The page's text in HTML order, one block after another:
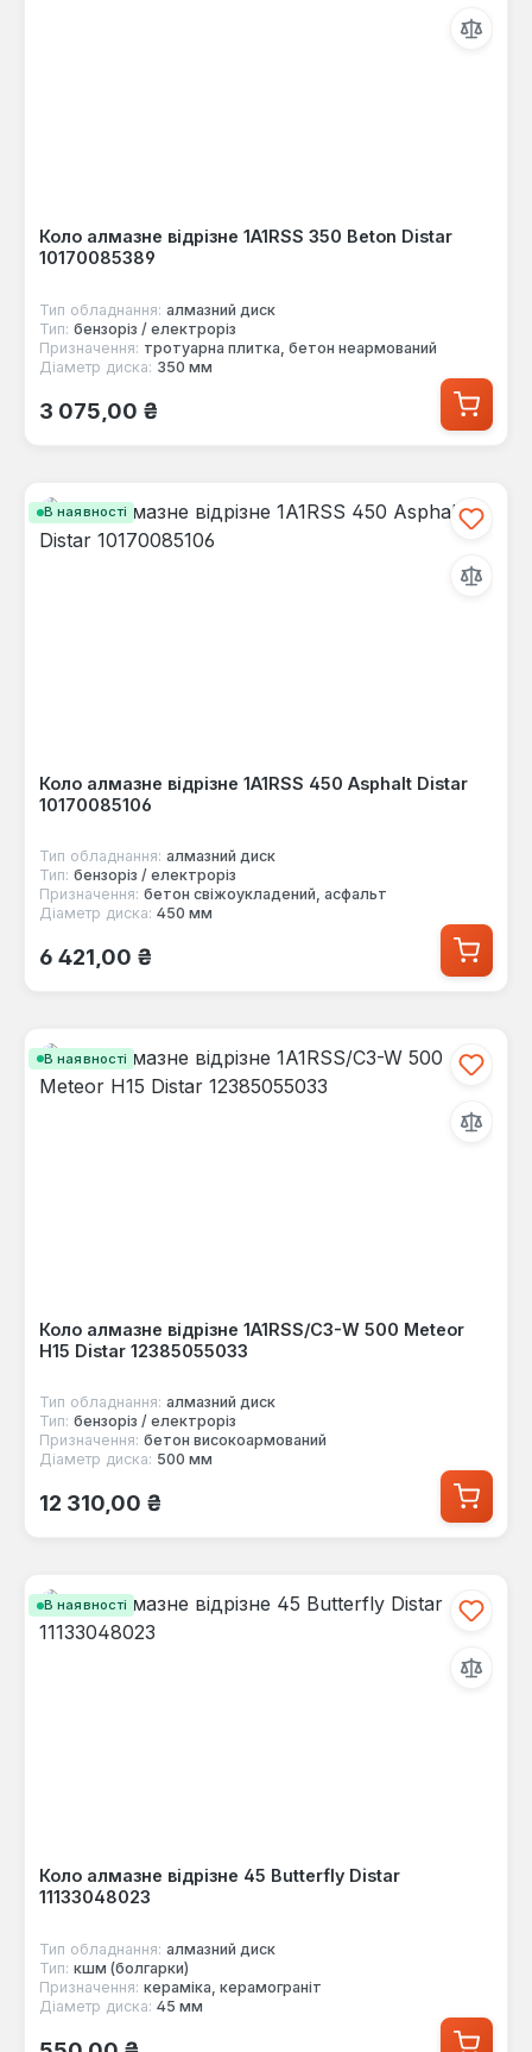
Коло алмазне відрізне 1A1RSS 350 Beton Distar
10170085389
Тип обладнання: алмазний диск
Тип: бензоріз / електроріз
Призначення: тротуарна плитка, бетон неармований
Діаметр диска: 350 мм
Звичайна ціна:
3 075,00 ₴
В наявності
Коло алмазне відрізне 1A1RSS 450 Asphalt Distar
10170085106
Тип обладнання: алмазний диск
Тип: бензоріз / електроріз
Призначення: бетон свіжоукладений, асфальт
Діаметр диска: 450 мм
Звичайна ціна:
6 421,00 ₴
В наявності
Коло алмазне відрізне 1A1RSS/C3-W 500 Meteor
H15 Distar 12385055033
Тип обладнання: алмазний диск
Тип: бензоріз / електроріз
Призначення: бетон високоармований
Діаметр диска: 500 мм
Звичайна ціна:
12 310,00 ₴
В наявності
Коло алмазне відрізне 45 Butterfly Distar
11133048023
Тип обладнання: алмазний диск
Тип: кшм (болгарки)
Призначення: кераміка, керамограніт
Діаметр диска: 45 мм
Звичайна ціна: